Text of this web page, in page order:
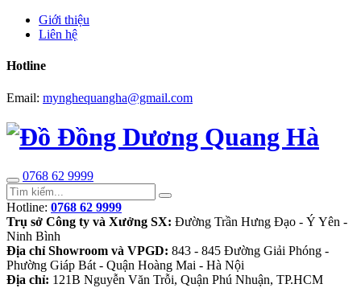
Giới thiệu
Liên hệ
Hotline
Email: mynghequangha@gmail.com
0768 62 9999
Hotline: 0768 62 9999
Trụ sở Công ty và Xưởng SX: Đường Trần Hưng Đạo - Ý Yên -
Ninh Bình
Địa chỉ Showroom và VPGD: 843 - 845 Đường Giải Phóng -
Phường Giáp Bát - Quận Hoàng Mai - Hà Nội
Địa chỉ: 121B Nguyễn Văn Trỗi, Quận Phú Nhuận, TP.HCM